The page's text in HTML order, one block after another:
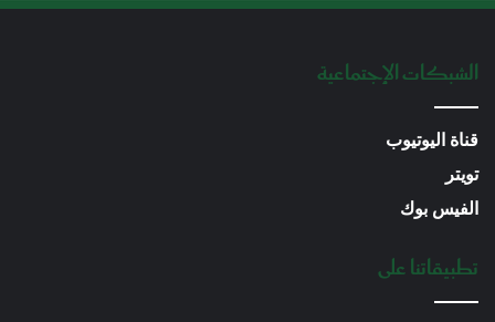
الشبكات الإجتماعية
قناة اليوتيوب
تويتر
الفيس بوك
تطبيقاتنا على